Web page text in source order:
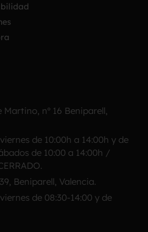
nº 16 Beniparell,
de 10:00h a 14:00h y de
de 10:00 a 14:00h /
Beniparell, Valencia.
de 08:30-14:00 y de